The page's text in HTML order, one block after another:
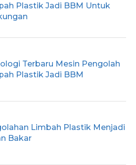
Plastik Jadi BBM Untuk
Terbaru Mesin Pengolah
Plastik Jadi BBM
Limbah Plastik Menjadi
Bakar